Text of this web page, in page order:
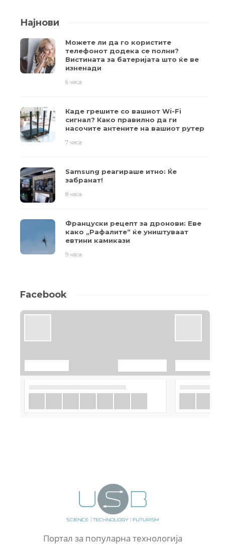
Најнови
Можете ли да го користите
телефонот додека се полни?
Вистината за батеријата што ќе ве
изненади
6 часа
Каде грешите со вашиот Wi-Fi
сигнал? Како правилно да ги
насочите антените на вашиот рутер
7 часа
Samsung реагираше итно: Ќе
забранат!
8 часа
Француски рецепт за дронови: Еве
како „Рафалите“ ќе уништуваат
евтини камикази
9 часа
Facebook
Портал за популарна технологија